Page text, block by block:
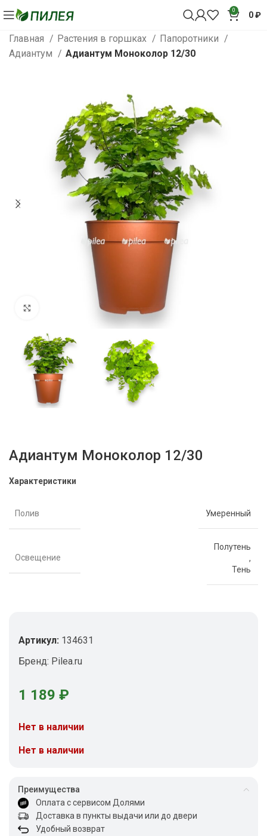
0 0₽
Главная Растения в горшках
Папоротники
Адиантум
Адиантум Моноколор 12/30
Нажмите, чтобы увеличить
Адиантум Моноколор 12/30
Характеристики
Полив Умеренный
Освещение
Полутень
,
Тень
Артикул: 134631
Бренд: Pilea.ru
1 189 ₽
Нет в наличии
Нет в наличии
Преимущества
Оплата с сервисом Долями
Доставка в пункты выдачи или до двери
Удобный возврат